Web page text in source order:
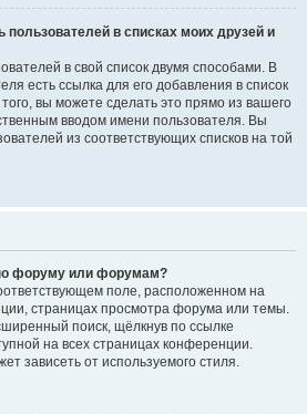
пользователей в списках моих друзей и
в свой список двумя способами. В
есть ссылка для его добавления в список
вы можете сделать это прямо из вашего
вводом имени пользователя. Вы
из соответствующих списков на той
форуму или форумам?
поле, расположенном на
страницах просмотра форума или темы.
поиск, щёлкнув по ссылке
на всех страницах конференции.
зависеть от используемого стиля.